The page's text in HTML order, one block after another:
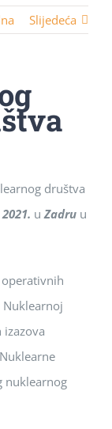
Slijedeća
društva
u Zadru u
Nuklearnoj
nuklearnog